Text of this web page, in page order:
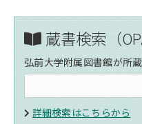
蔵書検索（
弘前大学附属図書館が所
詳細検索はこちらから